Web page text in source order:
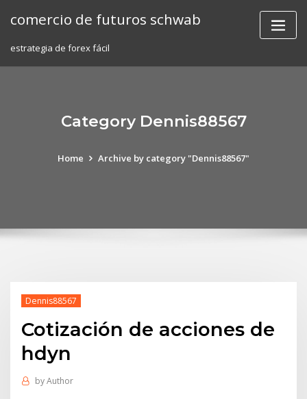
comercio de futuros schwab
estrategia de forex fácil
Category Dennis88567
Home Archive by category "Dennis88567"
Dennis88567
Cotización de acciones de
hdyn
byAuthor